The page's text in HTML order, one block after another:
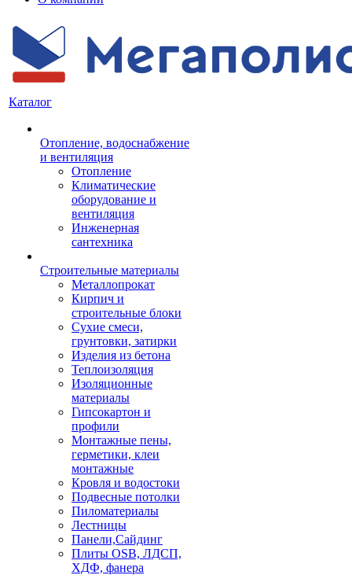
Каталог
Отопление, водоснабжение
и вентиляция
Отопление
Климатические
оборудование и
вентиляция
Инженерная
сантехника
Строительные материалы
Металлопрокат
Кирпич и
строительные блоки
Сухие смеси,
грунтовки, затирки
Изделия из бетона
Теплоизоляция
Изоляционные
материалы
Гипсокартон и
профили
Монтажные пены,
герметики, клеи
монтажные
Кровля и водостоки
Подвесные потолки
Пиломатериалы
Лестницы
Панели,Сайдинг
Плиты OSB, ЛДСП,
ХДФ, фанера